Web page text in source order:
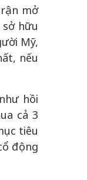
mở
hữu
Mỹ,
nếu
hồi
cả 3
tiêu
động